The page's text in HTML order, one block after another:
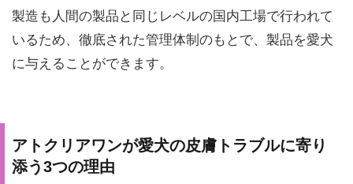
製造も人間の製品と同じレベルの国内工場で行われて
いるため、徹底された管理体制のもとで、製品を愛犬
に与えることができます。
アトクリアワンが愛犬の皮膚トラブルに寄り
添う3つの理由